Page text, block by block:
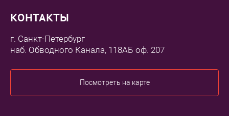
КОНТАКТЫ
г. Санкт-Петербург
наб. Обводного Канала, 118АБ оф. 207
Посмотреть на карте